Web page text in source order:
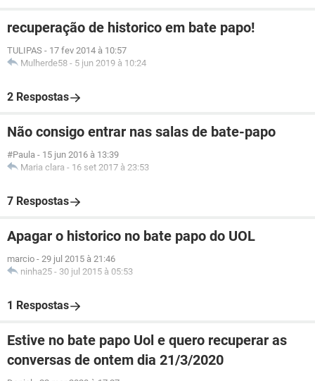
recuperação de historico em bate papo!
TULIPAS - 17 fev 2014 à 10:57
Mulherde58 - 5 jun 2019 à 10:24
2 Respostas
Não consigo entrar nas salas de bate-papo
#Paula - 15 jun 2016 à 13:39
Maria clara - 16 set 2017 à 23:53
7 Respostas
Apagar o historico no bate papo do UOL
marcio - 29 jul 2015 à 21:46
ninha25 - 30 jul 2015 à 05:53
1 Respostas
Estive no bate papo Uol e quero recuperar as
conversas de ontem dia 21/3/2020